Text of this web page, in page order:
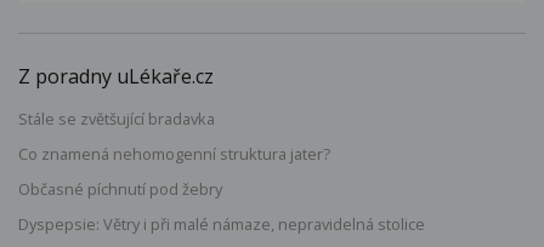
Z poradny uLékaře.cz
Stále se zvětšující bradavka
Co znamená nehomogenní struktura jater?
Občasné píchnutí pod žebry
Dyspepsie: Větry i při malé námaze, nepravidelná stolice